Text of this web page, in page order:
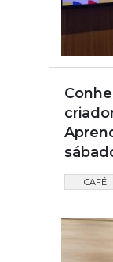
CAFÉ